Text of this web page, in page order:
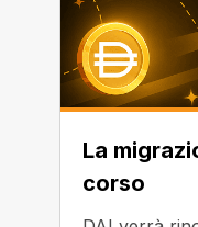
La
corso